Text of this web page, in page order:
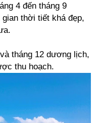
4 đến tháng 9
thời tiết khá đẹp,
tháng 12 dương lịch,
thu hoạch.